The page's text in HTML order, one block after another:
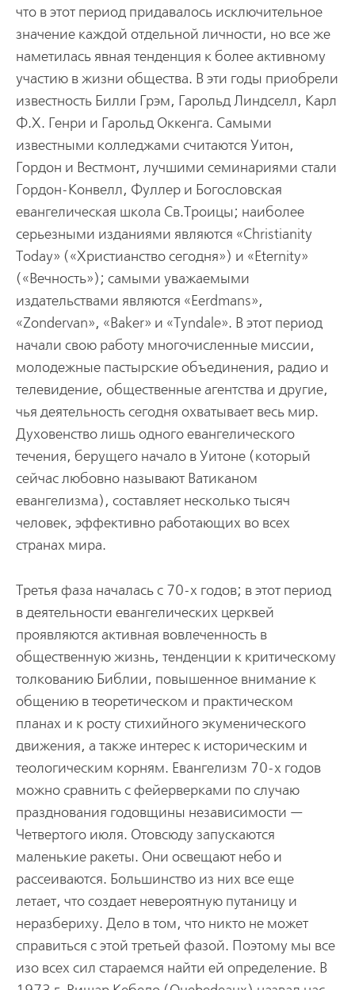
что в этот период придавалось исключительное
значение каждой отдельной личности, но все же
наметилась явная тенденция к более активному
участию в жизни общества. В эти годы приобрели
известность Билли Грэм, Гарольд Линдселл, Карл
Ф.Х. Генри и Гарольд Оккенга. Самыми
известными колледжами считаются Уитон,
Гордон и Вестмонт, лучшими семинариями стали
Гордон-Конвелл, Фуллер и Богословская
евангелическая школа Св.Троицы; наиболее
серьезными изданиями являются «Christianity
Today» («Христианство сегодня») и «Eternity»
(«Вечность»); самыми уважаемыми
издательствами являются «Eerdmans»,
«Zondervan», «Baker» и «Tyndale». В этот период
начали свою работу многочисленные миссии,
молодежные пастырские объединения, радио и
телевидение, общественные агентства и другие,
чья деятельность сегодня охватывает весь мир.
Духовенство лишь одного евангелического
течения, берущего начало в Уитоне (который
сейчас любовно называют Ватиканом
евангелизма), составляет несколько тысяч
человек, эффективно работающих во всех
странах мира.
Третья фаза началась с 70-х годов; в этот период
в деятельности евангелических церквей
проявляются активная вовлеченность в
общественную жизнь, тенденции к критическому
толкованию Библии, повышенное внимание к
общению в теоретическом и практическом
планах и к росту стихийного экуменического
движения, а также интерес к историческим и
теологическим корням. Евангелизм 70-х годов
можно сравнить с фейерверками по случаю
празднования годовщины независимости —
Четвертого июля. Отовсюду запускаются
маленькие ракеты. Они освещают небо и
рассеиваются. Большинство из них все еще
летает, что создает невероятную путаницу и
неразбериху. Дело в том, что никто не может
справиться с этой третьей фазой. Поэтому мы все
изо всех сил стараемся найти ей определение. В